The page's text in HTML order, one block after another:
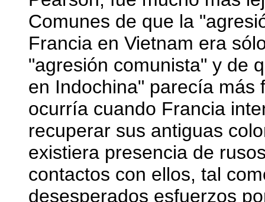
Comunes de que la
Francia en Vietnam era
"agresión comunista" y de
en Indochina" parecía más
ocurría cuando Francia
recuperar sus antiguas
existiera presencia de
contactos con ellos, tal
desesperados esfuerzos